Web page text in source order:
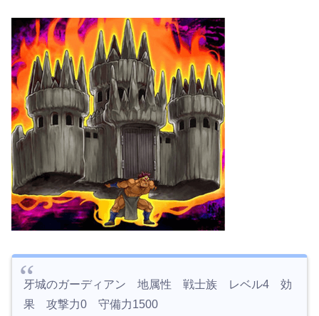
牙城のガーディアン 地属性 戦士族 レベル4 効
果 攻撃力0 守備力1500